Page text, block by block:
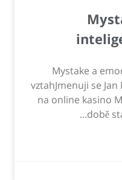
Mystake a
vztahJmenuji se
na online kasino
době